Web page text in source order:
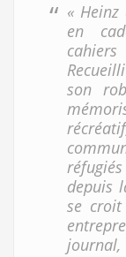
«
en
son
de­puis
se